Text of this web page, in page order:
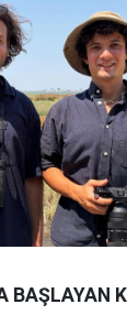
BAŞLAYAN